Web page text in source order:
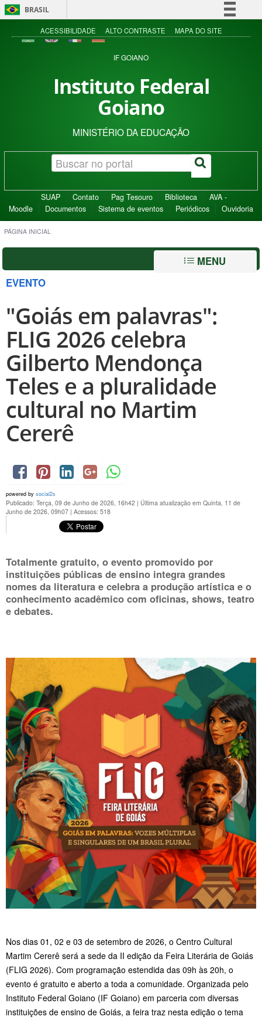
BRASIL
Simplifique!
Acesso à informação
ACESSIBILIDADE ALTO CONTRASTE MAPA DO SITE
IF GOIANO
Instituto Federal
Goiano
MINISTÉRIO DA EDUCAÇÃO
SUAP Contato Pag Tesouro Biblioteca
AVA -
Moodle
Documentos Sistema de eventos Periódicos Ouvidoria
PÁGINA INICIAL
MENU
EVENTO
"Goiás em palavras":
FLIG 2026 celebra
Gilberto Mendonça
Teles e a pluralidade
cultural no Martim
Cererê
powered by social2s
Publicado: Terça, 09 de Junho de 2026, 16h42 | Última atualização em Quinta, 11 de
Junho de 2026, 09h07 | Acessos: 518
Totalmente gratuito, o evento promovido por
instituições públicas de ensino integra grandes
nomes da literatura e celebra a produção artística e o
conhecimento acadêmico com oficinas, shows, teatro
e debates.
Nos dias 01, 02 e 03 de setembro de 2026, o Centro Cultural
Martim Cererê será a sede da II edição da Feira Literária de Goiás
(FLIG 2026). Com programação estendida das 09h às 20h, o
evento é gratuito e aberto a toda a comunidade. Organizada pelo
Instituto Federal Goiano (IF Goiano) em parceria com diversas
instituições de ensino de Goiás, a feira traz nesta edição o tema